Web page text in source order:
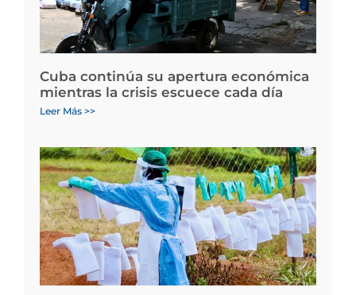
Cuba continúa su apertura económica
mientras la crisis escuece cada día
Leer Más >>